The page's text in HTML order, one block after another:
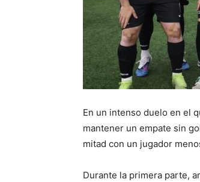
En un intenso duelo en el
mantener un empate sin
mitad con un jugador
Durante la primera parte,